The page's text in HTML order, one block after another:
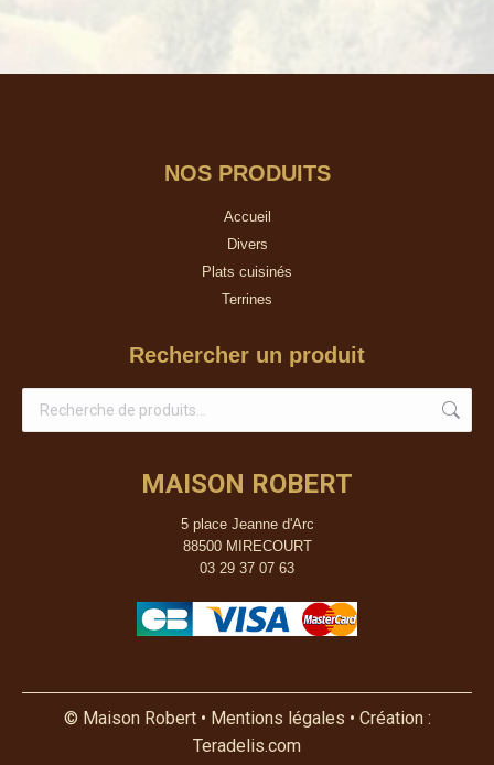
NOS PRODUITS
Accueil
Divers
Plats cuisinés
Terrines
Rechercher un produit
MAISON ROBERT
5 place Jeanne d'Arc
88500 MIRECOURT
03 29 37 07 63
© Maison Robert • Mentions légales • Création :
Teradelis.com